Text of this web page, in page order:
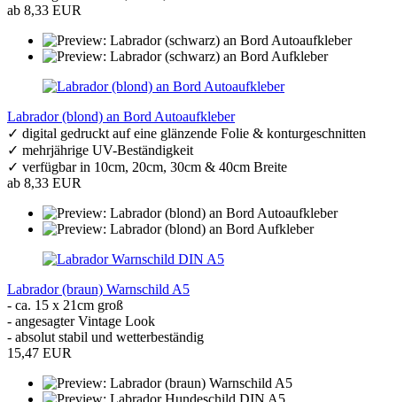
ab 8,33 EUR
Labrador (blond) an Bord Autoaufkleber
✓ digital gedruckt auf eine glänzende Folie & konturgeschnitten
✓ mehrjährige UV-Beständigkeit
✓ verfügbar in 10cm, 20cm, 30cm & 40cm Breite
ab 8,33 EUR
Labrador (braun) Warnschild A5
- ca. 15 x 21cm groß
- angesagter Vintage Look
- absolut stabil und wetterbeständig
15,47 EUR